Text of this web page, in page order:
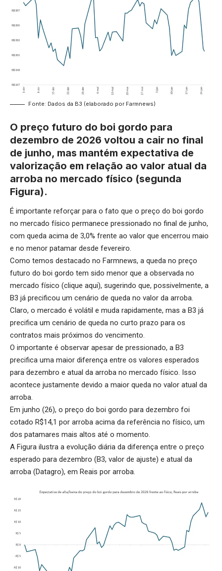
Fonte: Dados da B3 (elaborado por Farmnews)
O preço futuro do boi gordo para
dezembro de 2026 voltou a cair no final
de junho, mas mantém expectativa de
valorização em relação ao valor atual da
arroba no mercado físico (segunda
Figura).
É importante reforçar para o fato que o preço do boi gordo
no mercado físico permanece pressionado no final de junho,
com queda acima de 3,0% frente ao valor que encerrou maio
e no menor patamar desde fevereiro.
Como temos destacado no Farmnews, a queda no preço
futuro do boi gordo tem sido menor que a observada no
mercado físico (clique aqui), sugerindo que, possivelmente, a
B3 já precificou um cenário de queda no valor da arroba.
Claro, o mercado é volátil e muda rapidamente, mas a B3 já
precifica um cenário de queda no curto prazo para os
contratos mais próximos do vencimento.
O importante é observar apesar de pressionado, a B3
precifica uma maior diferença entre os valores esperados
para dezembro e atual da arroba no mercado físico. Isso
acontece justamente devido a maior queda no valor atual da
arroba.
Em junho (26), o preço do boi gordo para dezembro foi
cotado R$14,1 por arroba acima da referência no físico, um
dos patamares mais altos até o momento.
A Figura ilustra a evolução diária da diferença entre o preço
esperado para dezembro (B3, valor de ajuste) e atual da
arroba (Datagro), em Reais por arroba.